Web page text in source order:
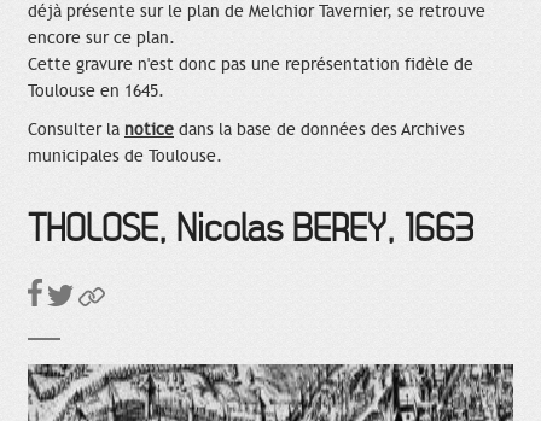
déjà présente sur le plan de Melchior Tavernier, se retrouve
encore sur ce plan.
Cette gravure n'est donc pas une représentation fidèle de
Toulouse en 1645.
Consulter la notice dans la base de données des Archives
municipales de Toulouse.
THOLOSE, Nicolas BEREY, 1663